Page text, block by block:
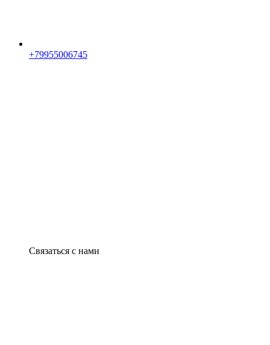
+79955006745
Связаться с нами